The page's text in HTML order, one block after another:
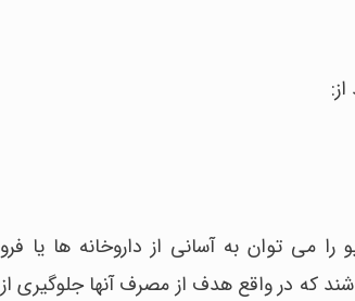
می توان به آسانی از داروخانه ها یا
که در واقع هدف از مصرف آنها